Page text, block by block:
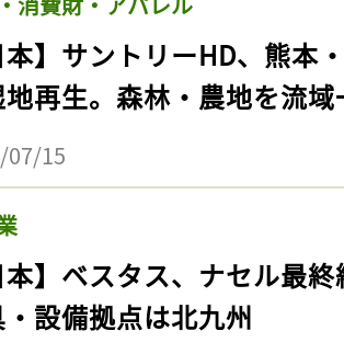
本】サントリーHD、熊本
地再生。森林・農地を流
07/15
本】ベスタス、ナセル最
設備拠点は北九州